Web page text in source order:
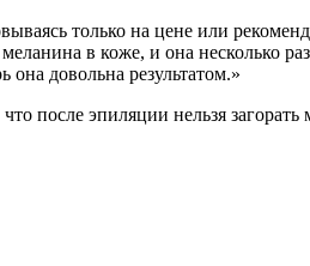
только на цене или
в коже, и она несколько
довольна результатом.»
после эпиляции нельзя